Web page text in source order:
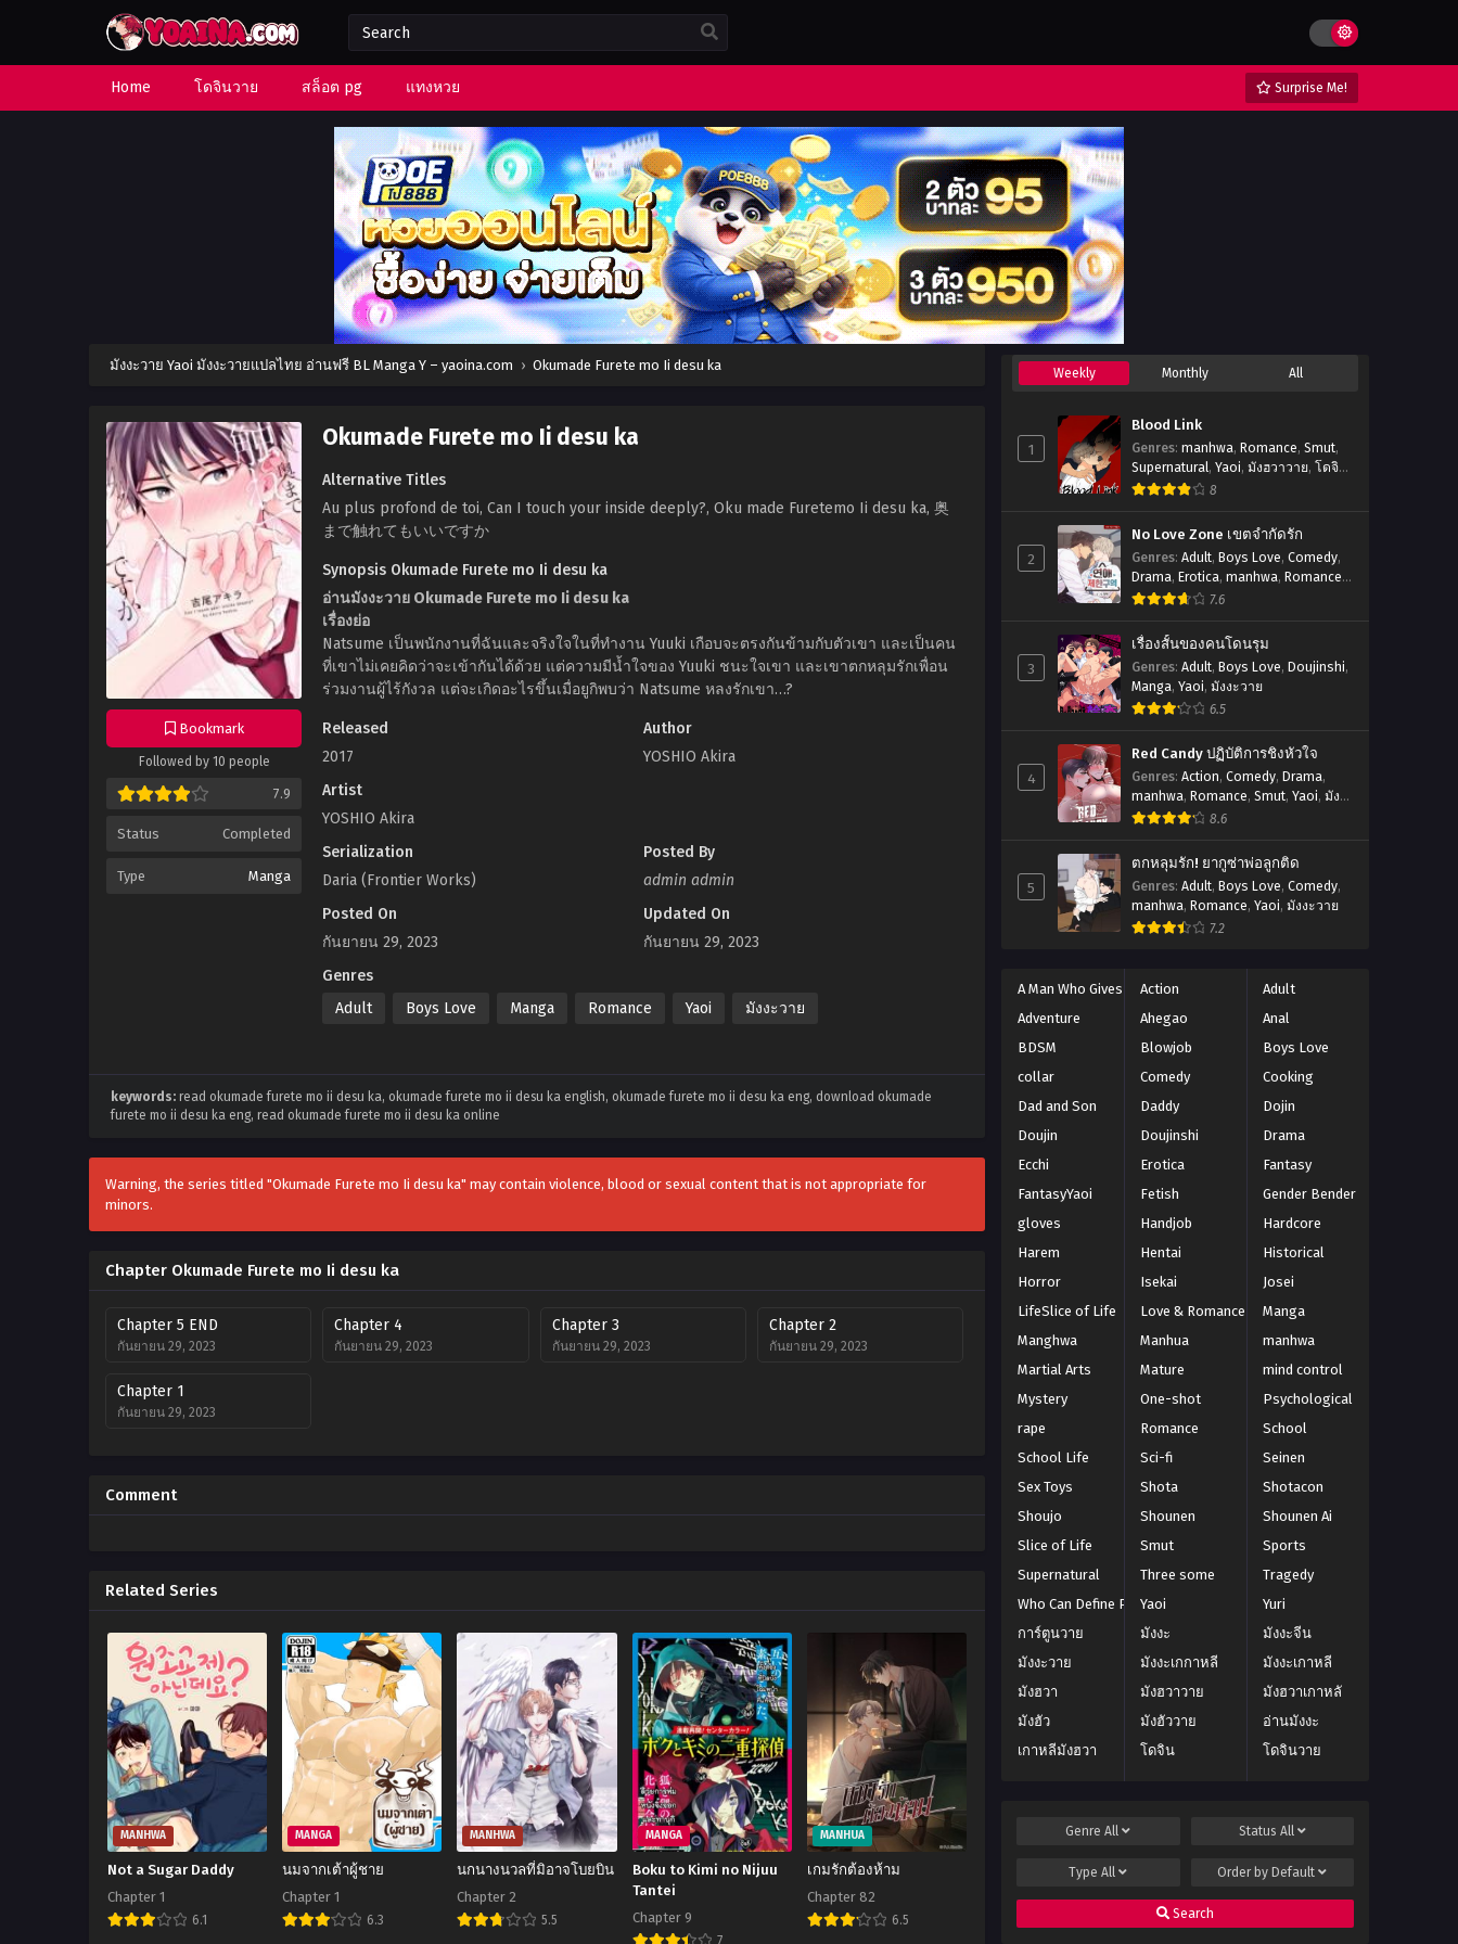
Home โดจินวาย สล็อต pg แทงหวย Surprise Me!
มังงะวาย Yaoi มังงะวายแปลไทย อ่านฟรี BL Manga Y – yaoina.com › Okumade Furete mo Ii desu ka
Bookmark
Followed by 10 people
7.9
Status Completed
Type Manga
Okumade Furete mo Ii desu ka
Alternative Titles
Au plus profond de toi, Can I touch your inside deeply?, Oku made Furetemo Ii desu ka, 奥
まで触れてもいいですか
Synopsis Okumade Furete mo Ii desu ka
อ่านมังงะวาย Okumade Furete mo Ii desu ka
เรื่องย่อ
Natsume เป็นพนักงานที่ฉันและจริงใจในที่ทำงาน Yuuki เกือบจะตรงกันข้ามกับตัวเขา และเป็นคน
ที่เขาไม่เคยคิดว่าจะเข้ากันได้ด้วย แต่ความมีน้ำใจของ Yuuki ชนะใจเขา และเขาตกหลุมรักเพื่อน
ร่วมงานผู้ไร้กังวล แต่จะเกิดอะไรขึ้นเมื่อยูกิพบว่า Natsume หลงรักเขา…?
Released
2017
Author
YOSHIO Akira
Artist
YOSHIO Akira
Serialization
Daria (Frontier Works)
Posted By
admin admin
Posted On
กันยายน 29, 2023
Updated On
กันยายน 29, 2023
Genres
Adult
Boys Love Manga Romance Yaoi มังงะวาย
keywords: read okumade furete mo ii desu ka, okumade furete mo ii desu ka english, okumade furete mo ii desu ka eng, download okumade
furete mo ii desu ka eng, read okumade furete mo ii desu ka online
Warning, the series titled "Okumade Furete mo Ii desu ka" may contain violence, blood or sexual content that is not appropriate for
minors.
Chapter Okumade Furete mo Ii desu ka
Chapter 5 END
กันยายน 29, 2023
Chapter 4
กันยายน 29, 2023
Chapter 3
กันยายน 29, 2023
Chapter 2
กันยายน 29, 2023
Chapter 1
กันยายน 29, 2023
Comment
Related Series
MANHWA
Not a Sugar Daddy
Chapter 1
6.1
MANGA
นมจากเต้าผู้ชาย
Chapter 1
6.3
MANHWA
นกนางนวลที่มิอาจโบยบิน
Chapter 2
5.5
MANGA
Boku to Kimi no Nijuu
Tantei
Chapter 9
7
MANHUA
เกมรักต้องห้าม
Chapter 82
6.5
Weekly Monthly All
1
Blood Link
Genres: manhwa, Romance, Smut,
Supernatural, Yaoi, มังฮวาวาย, โดจิ
นวาย
8
2
No Love Zone เขตจำกัดรัก
Genres: Adult, Boys Love, Comedy,
Drama, Erotica, manhwa, Romance,
Smut,Yaoi,มังงะวาย
7.6
3
เรื่องสั้นของคนโดนรุม
Genres: Adult, Boys Love, Doujinshi,
Manga, Yaoi, มังงะวาย
6.5
4
Red Candy ปฏิบัติการชิงหัวใจ
Genres: Action, Comedy, Drama,
manhwa, Romance, Smut, Yaoi, มัง
งะวาย
8.6
5
ตกหลุมรัก! ยากูซ่าพ่อลูกติด
Genres: Adult, Boys Love, Comedy,
manhwa, Romance, Yaoi, มังงะวาย
7.2
A Man Who Gives It AllAction
Adult
Adventure
Ahegao
Anal
BDSM
Blowjob
Boys Love
collar
Comedy
Cooking
Dad and Son
Daddy
Dojin
Doujin
Doujinshi
Drama
Ecchi
Erotica
Fantasy
FantasyYaoi
Fetish
Gender Bender
gloves
Handjob
Hardcore
Harem
Hentai
Historical
Horror
Isekai
Josei
LifeSlice of Life
Love & Romance
Manga
Manghwa
Manhua
manhwa
Martial Arts
Mature
mind control
Mystery
One-shot
Psychological
rape
Romance
School
School Life
Sci-fi
Seinen
Sex Toys
Shota
Shotacon
Shoujo
Shounen
Shounen Ai
Slice of Life
Smut
Sports
Supernatural
Three some
Tragedy
Who Can Define Popularity?
Yaoi
Yuri
การ์ตูนวาย
มังงะ
มังงะจีน
มังงะวาย
มังงะเกกาหลี
มังงะเกาหลี
มังฮวา
มังฮวาวาย
มังฮวาเกาหลั
มังฮัว
มังฮัววาย
อ่านมังงะ
เกาหลีมังฮวา
โดจิน โดจินวาย
GenreAll Status All
TypeAll Order by Default
Search